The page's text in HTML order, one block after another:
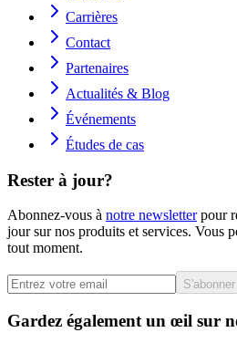
Carrières
Contact
Partenaires
Actualités & Blog
Événements
Études de cas
Rester à jour?
Abonnez-vous à notre newsletterpour
jour sur nos produits et services. Vous
tout moment.
S'abonner
Gardez également un œil sur